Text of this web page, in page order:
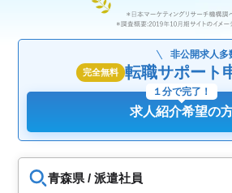
完全無料
非公開求人多
転職サポート
求人紹介希望の
１分で完了！
青森県 / 派遣社員